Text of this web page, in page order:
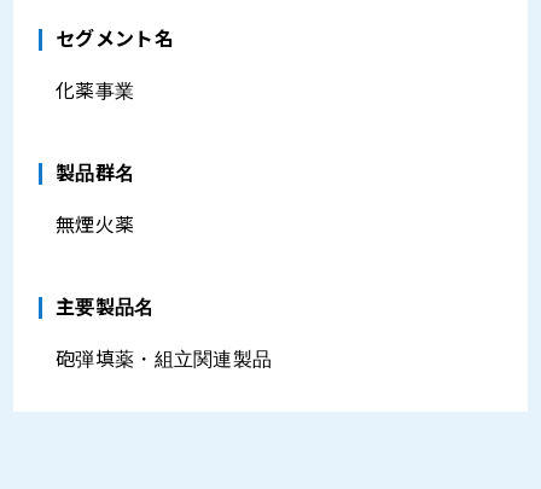
セグメント名
化薬事業
製品群名
無煙火薬
主要製品名
砲弾填薬・組立関連製品